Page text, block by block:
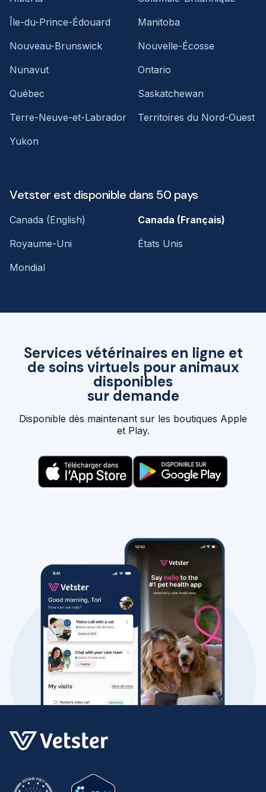
Services vétérinaires en ligne et
de soins virtuels pour animaux
disponibles
sur demande
Disponible dès maintenant sur les boutiques Apple
et Play.
Île-du-Prince-Édouard
Manitoba
Nouveau-Brunswick
Nouvelle-Écosse
Nunavut
Ontario
Québec
Saskatchewan
Terre-Neuve-et-Labrador
Territoires du Nord-Ouest
Yukon
Vetster est disponible dans 50 pays
Canada (English)
Canada (Français)
Royaume-Uni
États Unis
Mondial